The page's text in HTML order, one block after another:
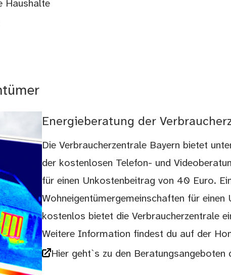
Haushalte
Energieberatung der
Die Verbraucherzentrale Bayern bietet
der kostenlosen Telefon- und
für einen Unkostenbeitrag von 40 Euro.
Wohneigentümergemeinschaften für
kostenlos bietet die Verbraucherzentrale
Weitere Information findest du auf der
Hier geht`s zu den Beratungsangeboten